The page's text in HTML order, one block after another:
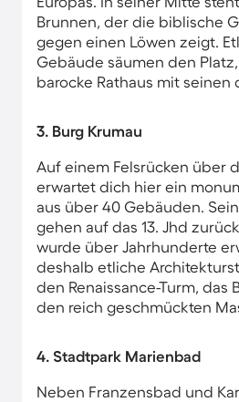
Brunnen, der die biblische
gegen einen Löwen zeigt.
Gebäude säumen den
barocke Rathaus mit seinen
3. Burg Krumau
Auf einem Felsrücken über
erwartet dich hier ein
aus über 40 Gebäuden.
gehen auf das 13. Jhd
wurde über Jahrhunderte
deshalb etliche
den Renaissance-Turm, das
den reich geschmückten
4. Stadtpark Marienbad
Neben Franzensbad und